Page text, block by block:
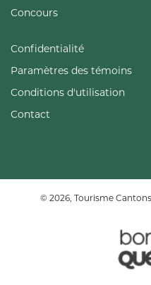
Concours
Confidentialité
Paramètres des témoins
Conditions d'utilisation
Contact
© 2026, Tourisme